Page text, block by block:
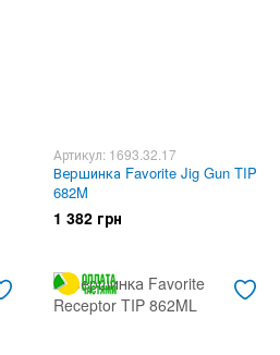
Артикул: 1693.32.17
Вершинка Favorite Jig Gun TIP
682M
1 382 грн